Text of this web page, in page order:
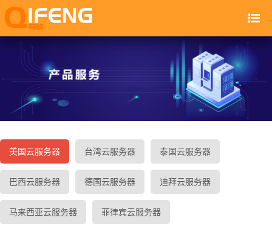
美国云服务器 台湾云服务器 泰国云服务器
巴西云服务器 德国云服务器 迪拜云服务器
马来西亚云服务器 菲律宾云服务器